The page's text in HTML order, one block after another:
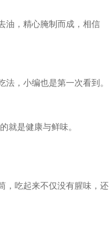
，精心腌制而成，相信
，小编也是第一次看到。
是健康与鲜味。
吃起来不仅没有腥味，还